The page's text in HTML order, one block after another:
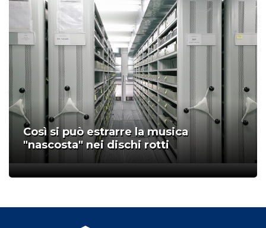
Così si può estrarre la musica
"nascosta" nei dischi rotti